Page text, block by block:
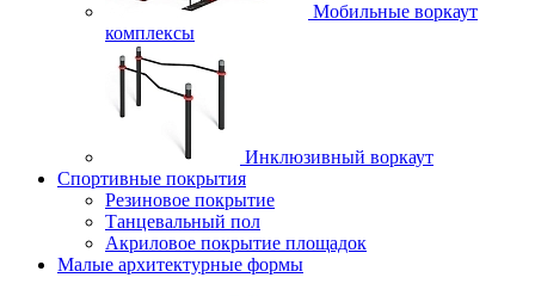
Мобильные воркаут
комплексы
Инклюзивный воркаут
Спортивные покрытия
Резиновое покрытие
Танцевальный пол
Акриловое покрытие площадок
Малые архитектурные формы